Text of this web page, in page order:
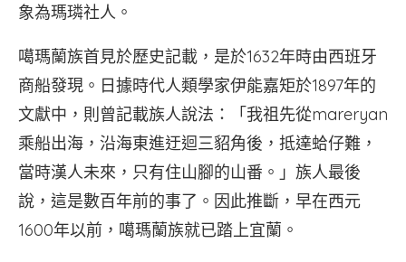
象為瑪璘社人。
噶瑪蘭族首見於歷史記載，是於1632年時由西班牙
商船發現。日據時代人類學家伊能嘉矩於1897年的
文獻中，則曾記載族人說法：「我祖先從mareryan
乘船出海，沿海東進迂迴三貂角後，抵達蛤仔難，
當時漢人未來，只有住山腳的山番。」族人最後
說，這是數百年前的事了。因此推斷，早在西元
1600年以前，噶瑪蘭族就已踏上宜蘭。